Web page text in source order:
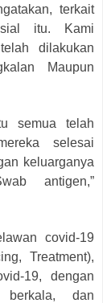
terkait
itu. Kami
dilakukan
Maupun
semua telah
selesai
keluarganya
antigen,”
covid-19
Treatment),
19, dengan
berkala, dan